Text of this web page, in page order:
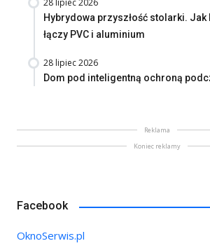
28 lipiec 2026
Hybrydowa przyszłość stolarki.
łączy PVC i aluminium
28 lipiec 2026
Dom pod inteligentną ochroną
Reklama
Koniec reklamy
Facebook
OknoSerwis.pl